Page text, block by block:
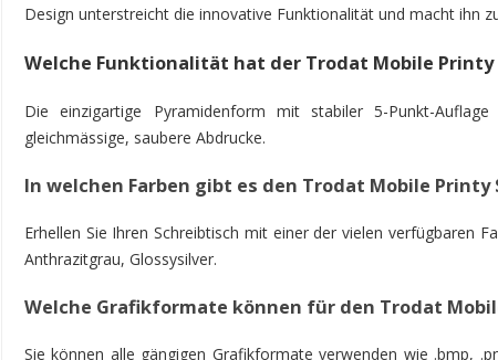
Design unterstreicht die innovative Funktionalität und macht ihn
Welche Funktionalität hat der Trodat Mobile Printy
Die einzigartige Pyramidenform mit stabiler 5-Punkt-
gleichmässige, saubere Abdrucke.
In welchen Farben gibt es den Trodat Mobile Printy
Erhellen Sie Ihren Schreibtisch mit einer der vielen verfügbaren
Anthrazitgrau, Glossysilver.
Welche Grafikformate können für den Trodat
Sie können alle gängigen Grafikformate verwenden wie .bmp,